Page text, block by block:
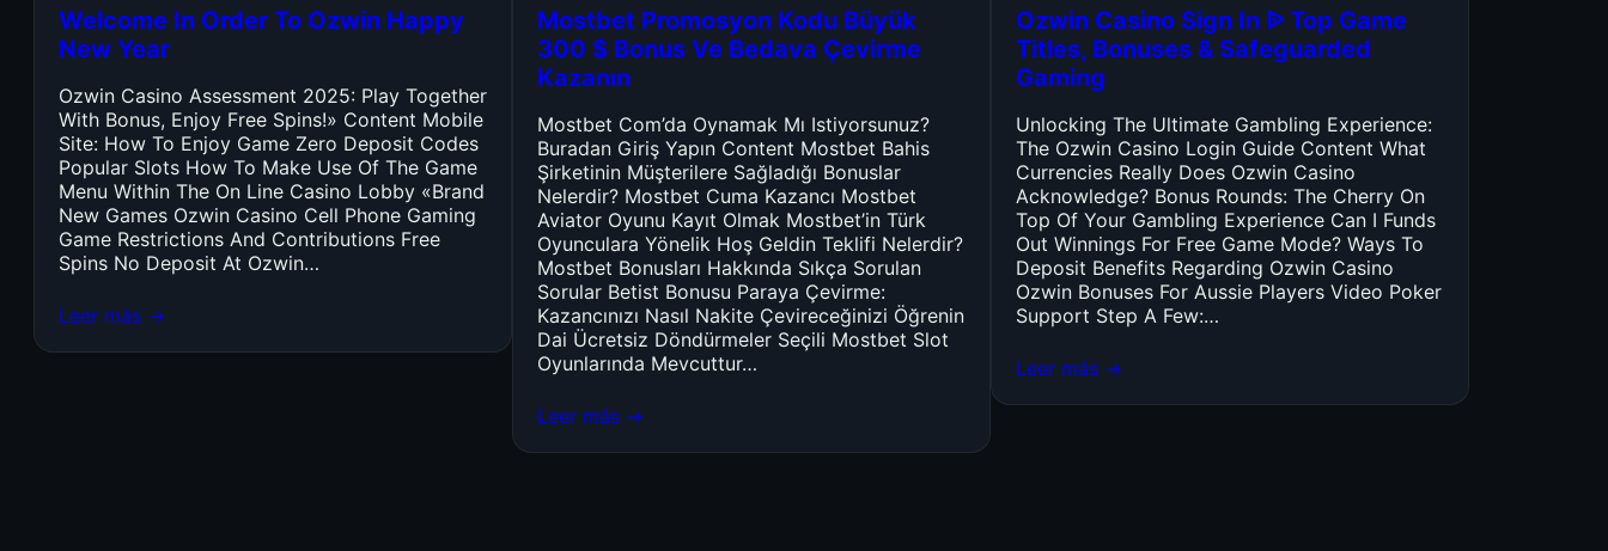
Welcome In Order To Ozwin Happy
New Year
Ozwin Casino Assessment 2025: Play Together
With Bonus, Enjoy Free Spins!» Content Mobile
Site: How To Enjoy Game Zero Deposit Codes
Popular Slots How To Make Use Of The Game
Menu Within The On Line Casino Lobby «Brand
New Games Ozwin Casino Cell Phone Gaming
Game Restrictions And Contributions Free
Spins No Deposit At Ozwin…
Leer más →
Mostbet Promosyon Kodu Büyük
300 $ Bonus Ve Bedava Çevirme
Kazanın
Mostbet Com’da Oynamak Mı Istiyorsunuz?
Buradan Giriş Yapın Content Mostbet Bahis
Şirketinin Müşterilere Sağladığı Bonuslar
Nelerdir? Mostbet Cuma Kazancı Mostbet
Aviator Oyunu Kayıt Olmak Mostbet’in Türk
Oyunculara Yönelik Hoş Geldin Teklifi Nelerdir?
Mostbet Bonusları Hakkında Sıkça Sorulan
Sorular Betist Bonusu Paraya Çevirme:
Kazancınızı Nasıl Nakite Çevireceğinizi Öğrenin
Dai Ücretsiz Döndürmeler Seçili Mostbet Slot
Oyunlarında Mevcuttur…
Leer más →
Ozwin Casino Sign In ᐉ Top Game
Titles, Bonuses & Safeguarded
Gaming
Unlocking The Ultimate Gambling Experience:
The Ozwin Casino Login Guide Content What
Currencies Really Does Ozwin Casino
Acknowledge? Bonus Rounds: The Cherry On
Top Of Your Gambling Experience Can I Funds
Out Winnings For Free Game Mode? Ways To
Deposit Benefits Regarding Ozwin Casino
Ozwin Bonuses For Aussie Players Video Poker
Support Step A Few:…
Leer más →